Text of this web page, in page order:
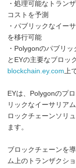
・処理可能なトラン
コストを予測
・パブリックなイー
を移行可能
・Polygonのパブリ
とEYの主要なブロッ
blockchain.ey.com上
EYは、Polygonのプ
リックなイーサリア
ロックチェーンソリ
ます。
ブロックチェーンを
ム上のトランザクシ